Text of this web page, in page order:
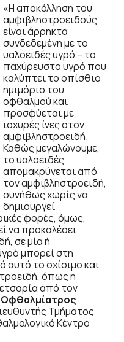
«Η αποκόλληση του
αμφιβληστροειδούς
είναι άρρηκτα
συνδεδεμένη με το
υαλοειδές υγρό – το
παχύρευστο υγρό που
καλύπτει το οπίσθιο
ημιμόριο του
οφθαλμού και
προσφύεται με
ισχυρές ίνες στον
αμφιβληστροειδή.
Καθώς μεγαλώνουμε,
το υαλοειδές
απομακρύνεται από
τον αμφιβληστροειδή,
συνήθως χωρίς να
δημιουργεί
φορές, όμως,
να προκαλέσει
σε μία ή
μπορεί στη
αυτό το σχίσιμο και
όπως η
από τον
Οφθαλμίατρος
Τμήματος
Κέντρο